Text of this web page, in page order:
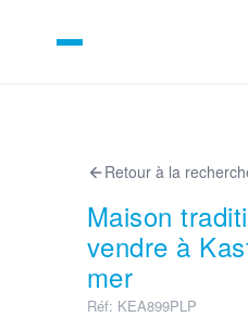
Retour à la
Maison
vendre à
mer
Réf: KEA899PLP